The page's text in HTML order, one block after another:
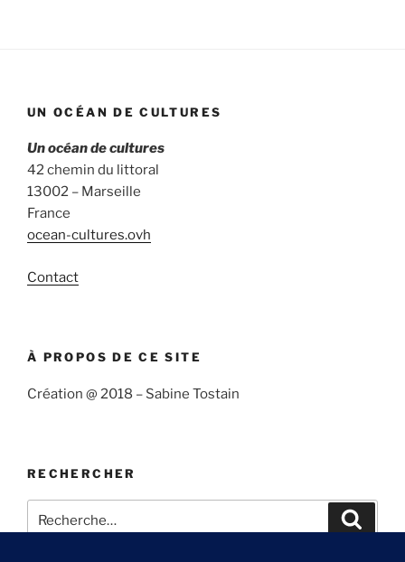
UN OCÉAN DE CULTURES
Un océan de cultures
42 chemin du littoral
13002 – Marseille
France
ocean-cultures.ovh
Contact
À PROPOS DE CE SITE
Création @ 2018 – Sabine Tostain
RECHERCHER
pour